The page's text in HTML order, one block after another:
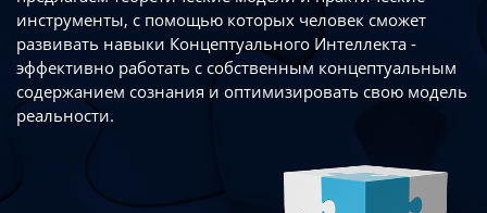
инструменты, с помощью которых человек сможет
развивать навыки Концептуального Интеллекта -
эффективно работать с собственным концептуальным
содержанием сознания и оптимизировать свою модель
реальности.